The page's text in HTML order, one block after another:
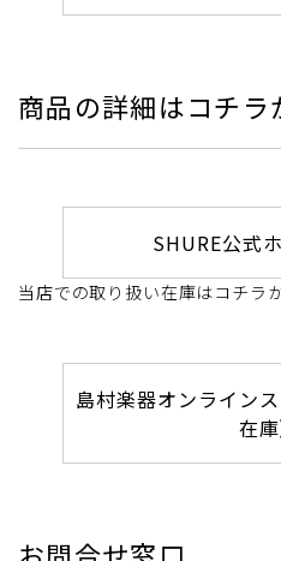
商品の詳細はコチラ
SHURE公式
当店での取り扱い在庫はコチラ
島村楽器オンライン
在庫